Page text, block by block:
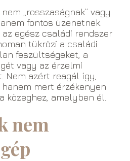
„rosszaságnak” vagy
fontos üzenetnek.
egész családi rendszer
tükrözi a családi
feszültségeket, a
vagy az érzelmi
Nem azért reagál így,
hanem mert érzékenyen
közeghez, amelyben él.
nem